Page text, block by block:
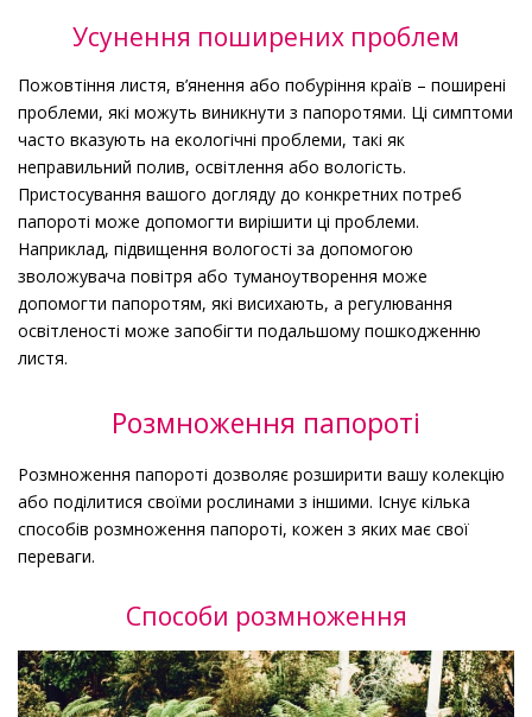
Усунення поширених проблем
Пожовтіння листя, в’янення або побуріння країв – поширені
проблеми, які можуть виникнути з папоротями. Ці симптоми
часто вказують на екологічні проблеми, такі як
неправильний полив, освітлення або вологість.
Пристосування вашого догляду до конкретних потреб
папороті може допомогти вирішити ці проблеми.
Наприклад, підвищення вологості за допомогою
зволожувача повітря або туманоутворення може
допомогти папоротям, які висихають, а регулювання
освітленості може запобігти подальшому пошкодженню
листя.
Розмноження папороті
Розмноження папороті дозволяє розширити вашу колекцію
або поділитися своїми рослинами з іншими. Існує кілька
способів розмноження папороті, кожен з яких має свої
переваги.
Способи розмноження